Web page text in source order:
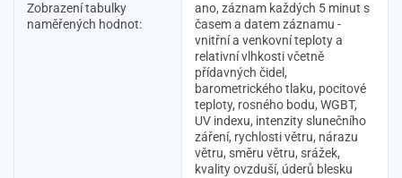
Zobrazení tabulky
naměřených hodnot:
ano, záznam každých 5 minut s
časem a datem záznamu -
vnitřní a venkovní teploty a
relativní vlhkosti včetně
přídavných čidel,
barometrického tlaku, pocitové
teploty, rosného bodu, WGBT,
UV indexu, intenzity slunečního
záření, rychlosti větru, nárazu
větru, směru větru, srážek,
kvality ovzduší, úderů blesku